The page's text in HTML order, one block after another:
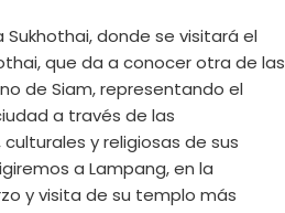
Sukhothai, donde se visitará el
que da a conocer otra de las
de Siam, representando el
a través de las
y religiosas de sus
a Lampang, en la
y visita de su templo más